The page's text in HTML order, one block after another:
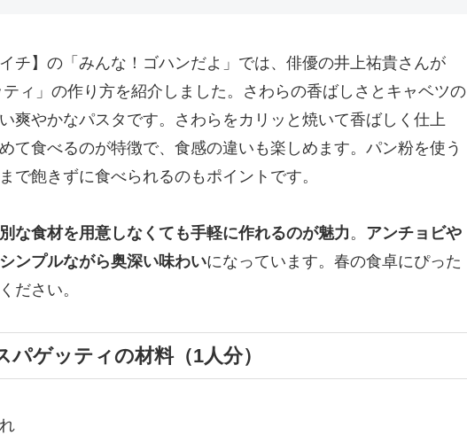
チ】の「みんな！ゴハンだよ」では、俳優の井上祐貴さんが
ティ」の作り方を紹介しました。さわらの香ばしさとキャベツの
爽やかなパスタです。さわらをカリッと焼いて香ばしく仕上
て食べるのが特徴で、食感の違いも楽しめます。パン粉を使う
で飽きずに食べられるのもポイントです。
な食材を用意しなくても手軽に作れるのが魅力 。 アンチョビや
ンプルながら奥深い味わいになっています。春の食卓にぴった
ださい。
ゲッティの材料（1人分）